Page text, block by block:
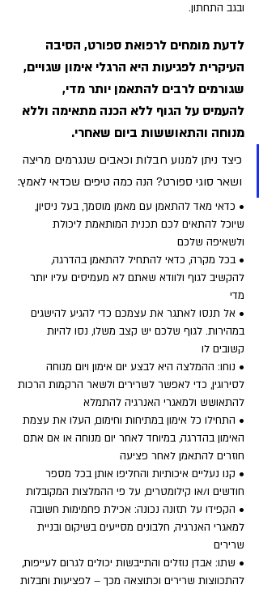
ובגב התחתון.
לדעת מומחים לרפואת ספורט, הסיבה
העיקרית לפגיעות היא הרגלי אימון שגויים,
שגורמים לרבים להתאמן יותר מדי,
להעמיס על הגוף ללא הכנה מתאימה וללא
מנוחה והתאוששות ביום שאחרי.
כיצד ניתן למנוע חבלות וכאבים שנגרמים מריצה
ושאר סוגי ספורט? הנה כמה טיפים שכדאי לאמץ:
• כדאי מאד להתאמן עם מאמן מוסמך, בעל ניסיון,
שיוכל להתאים לכם תכנית המותאמת ליכולת
ולשאיפה שלכם
• בכל מקרה, כדאי להתחיל להתאמן בהדרגה,
להקשיב לגוף ולוודא שאתם לא מעמיסים עליו יותר
מדי
• אל תנסו לאתגר את עצמכם כדי להגיע להישגים
במהירות. לגוף שלכם יש קצב משלו, נסו להיות
קשובים לו
• נוחו: ההמלצה היא לבצע יום אימון ויום מנוחה
לסירוגין, כדי לאפשר לשרירים ולשאר הרקמות הרכות
להתאושש ולמאגרי האנרגיה להתמלא
• התחילו כל אימון במתיחות וחימום, העלו את עצמת
האימון בהדרגה, במיוחד לאחר יום מנוחה או אם אתם
חוזרים להתאמן לאחר פציעה
• קנו נעליים איכותיות והחליפו אותן בכל מספר
חודשים ו/או קילומטרים, על פי ההמלצות המקובלות
• הקפידו על תזונה נכונה: אכילת פחמימות חשובה
למאגרי האנרגיה, חלבונים מסייעים בשיקום ובניית
שרירים
• שתו: אבדן נוזלים והתייבשות יכולים לגרום לעייפות,
להתכווצות שרירים וכתוצאה מכך – לפציעות וחבלות